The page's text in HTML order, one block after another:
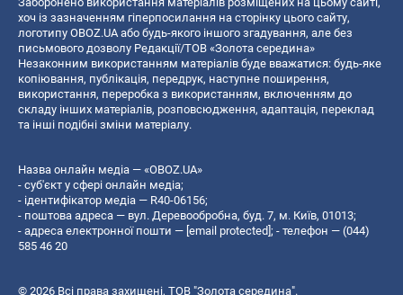
хоч із зазначенням гіперпосилання на сторінку цього сайту,
логотипу OBOZ.UA або будь-якого іншого згадування, але без
письмового дозволу Редакції/ТОВ «Золота середина»
Незаконним використанням матеріалів буде вважатися: будь-яке
копiювання, публiкацiя, передрук, наступне поширення,
використання, переробка з використанням, включенням до
складу інших матеріалів, розповсюдження, адаптація, переклад
та інші подібні зміни матеріалу.
Назва онлайн медіа — «OBOZ.UA»
- суб'єкт у сфері онлайн медіа;
- ідентифікатор медіа — R40-06156;
- поштова адреса — вул. Деревообробна, буд. 7, м. Київ, 01013;
- адреса електронної пошти — [email protected] ; - телефон — (044)
585 46 20
© 2026 Всі права захищені, ТОВ "Золота середина".